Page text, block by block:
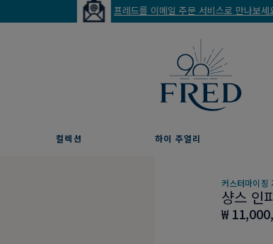
프레드를 이메일 주문 서비스로 만나보세요
컬렉션 하이 주얼리
커스터마이징
샹스 인
₩